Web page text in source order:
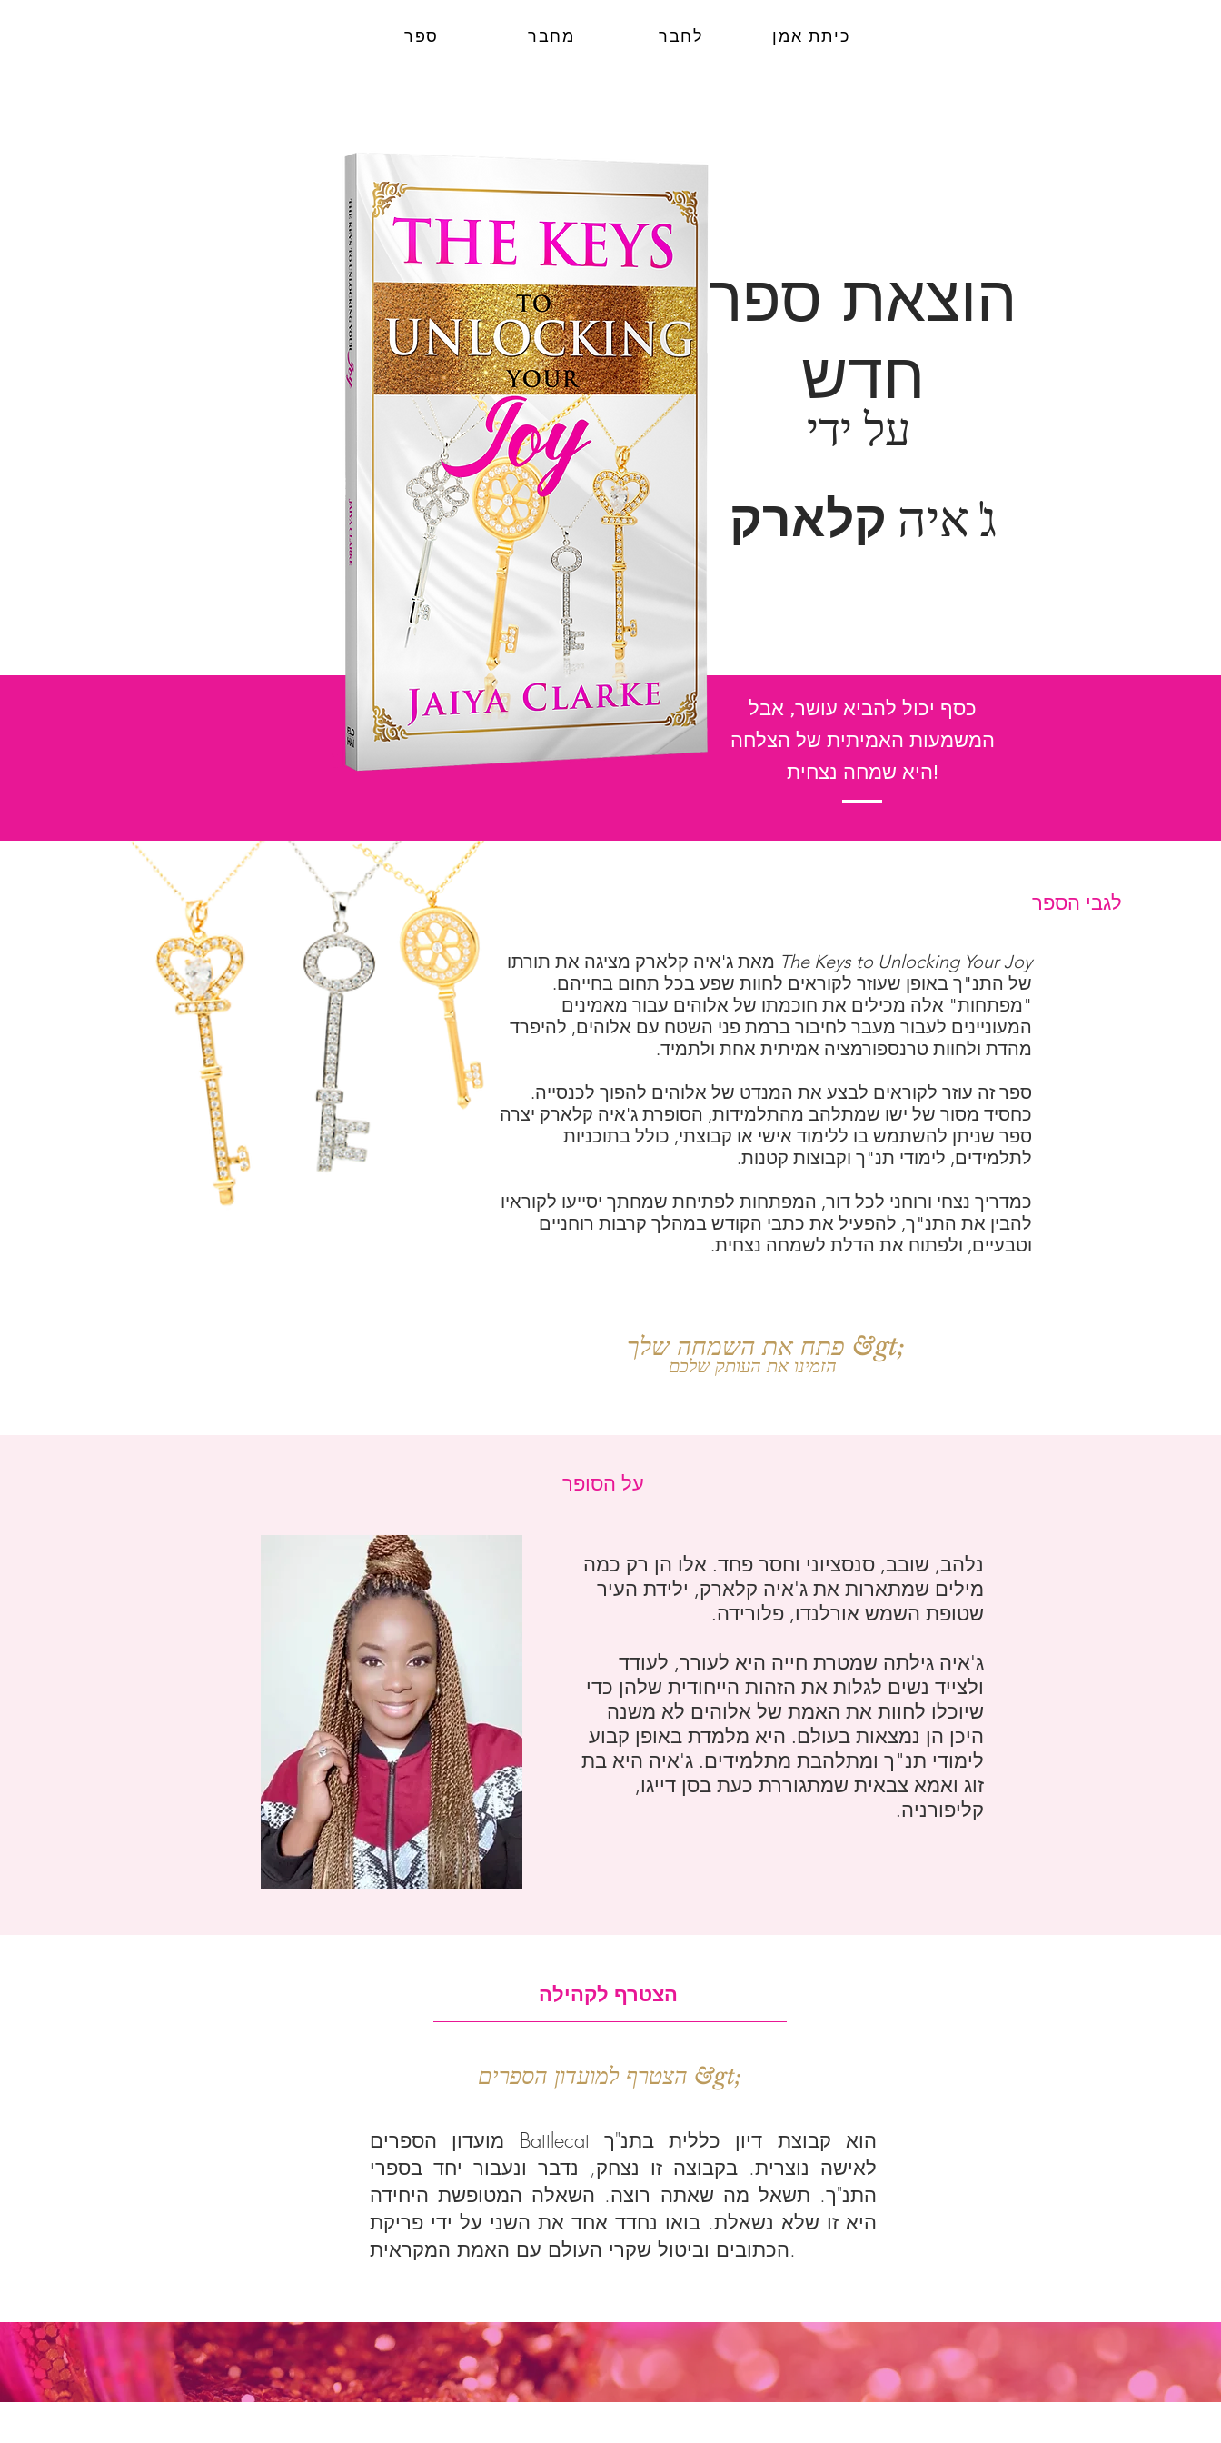
ספר מחבר לחבר כיתת אמן
הוצאת ספר
חדש
על ידי
ג'איה קלארק
כסף יכול להביא עושר, אבל
המשמעות האמיתית של הצלחה
היא שמחה נצחית!
לגבי הספר
The Keys to Unlocking Your Joy מאת ג'איה קלארק מציגה את תורתו
של התנ"ך באופן שעוזר לקוראים לחוות שפע בכל תחום בחייהם.
"מפתחות" אלה מכילים את חוכמתו של אלוהים עבור מאמינים
המעוניינים לעבור מעבר לחיבור ברמת פני השטח עם אלוהים, להיפרד
מהדת ולחוות טרנספורמציה אמיתית אחת ולתמיד.
ספר זה עוזר לקוראים לבצע את המנדט של אלוהים להפוך לכנסייה.
כחסיד מסור של ישו שמתלהב מהתלמידות, הסופרת ג'איה קלארק יצרה
ספר שניתן להשתמש בו ללימוד אישי או קבוצתי, כולל בתוכניות
לתלמידים, לימודי תנ"ך וקבוצות קטנות.
כמדריך נצחי ורוחני לכל דור, המפתחות לפתיחת שמחתך יסייעו לקוראיו
להבין את התנ"ך, להפעיל את כתבי הקודש במהלך קרבות רוחניים
וטבעיים, ולפתוח את הדלת לשמחה נצחית.
פתח את השמחה שלך &gt;
הזמינו את העותק שלכם
נלהב, שובב, סנסציוני וחסר פחד. אלו הן רק כמה
מילים שמתארות את ג'איה קלארק, ילידת העיר
שטופת השמש אורלנדו, פלורידה.
ג'איה גילתה שמטרת חייה היא לעורר, לעודד
ולצייד נשים לגלות את הזהות הייחודית שלהן כדי
שיוכלו לחוות את האמת של אלוהים לא משנה
היכן הן נמצאות בעולם. היא מלמדת באופן קבוע
לימודי תנ"ך ומתלהבת מתלמידים. ג'איה היא בת
זוג ואמא צבאית שמתגוררת כעת בסן דייגו,
קליפורניה.
על הסופר
הצטרף לקהילה
הצטרף למועדון הספרים &gt;
מועדון הספרים Battlecat הוא קבוצת דיון כללית בתנ"ך
לאישה נוצרית. בקבוצה זו נצחק, נדבר ונעבור יחד בספרי
התנ"ך. תשאל מה שאתה רוצה. השאלה המטופשת היחידה
היא זו שלא נשאלת. בואו נחדד אחד את השני על ידי פריקת
הכתובים וביטול שקרי העולם עם האמת המקראית.